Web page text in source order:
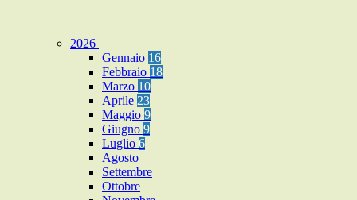
2026
Gennaio 16
Febbraio 18
Marzo 10
Aprile 23
Maggio 9
Giugno 9
Luglio 6
Agosto
Settembre
Ottobre